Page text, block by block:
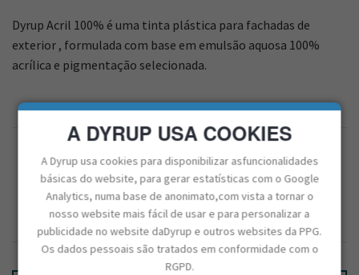
Dyrup Acril 100% é uma tinta plástica para fachadas de
exterior , formulada com base em emulsão aquosa 100%
acrílica e pigmentação selecionada.
CAPACIDADE
5L / 15L
BRILHO
Mate
A DYRUP USA COOKIES
A Dyrup usa cookies para disponibilizar asfuncionalidades
básicas do website, para gerar estatísticas com o Google
Analytics, numa base de anonimato,com vista a tornar o
nosso website mais fácil de usar e para personalizar a
publicidade no website daDyrup e outros websites da PPG.
Os dados pessoais são tratados em conformidade com o
RGPD.